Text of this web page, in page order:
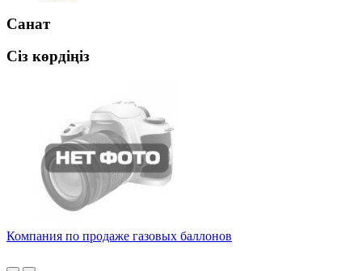
Санат
Сіз көрдіңіз
Компания по продаже газовых баллонов